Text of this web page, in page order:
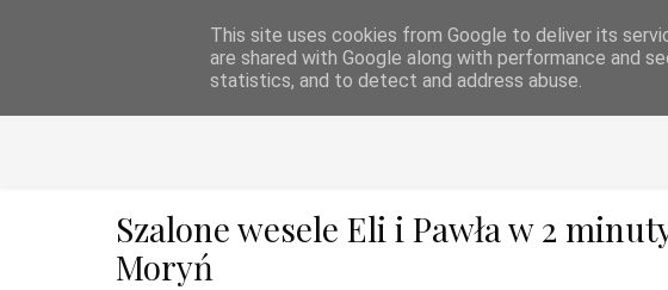
DJ FIREMAN - EVENTY,
Szalone wesele Eli i Pawła w 2
Moryń
This site uses cookies from Google to deliver its
are shared with Google along with performance and
statistics, and to detect and address abuse.